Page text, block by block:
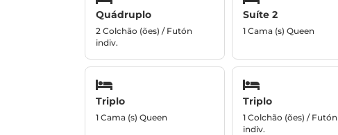
Quádruplo
2 Colchão (ões) / Futón
indiv.
Suíte 2
1 Cama (s) Queen
Triplo
1 Cama (s) Queen
Triplo
1 Colchão (ões) / Futón
indiv.